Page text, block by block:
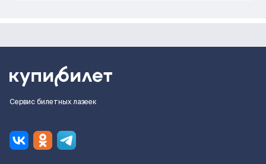
Сервис билетных лазеек